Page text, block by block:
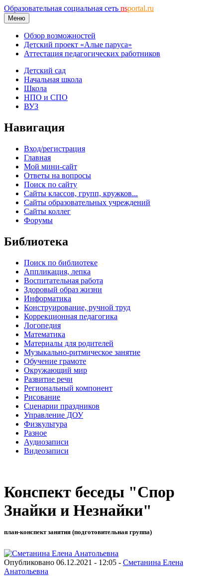
Образовательная социальная сеть nsportal.ru
Меню
Обзор возможностей
Детский проект «Алые паруса»
Аттестация педагогических работников
Детский сад
Начальная школа
Школа
НПО и СПО
ВУЗ
Навигация
Вход/регистрация
Главная
Мой мини-сайт
Ответы на вопросы
Поиск по сайту
Сайты классов, групп, кружков...
Сайты образовательных учреждений
Сайты коллег
Форумы
Библиотека
Поиск по библиотеке
Аппликация, лепка
Воспитательная работа
Здоровый образ жизни
Информатика
Конструирование, ручной труд
Коррекционная педагогика
Логопедия
Математика
Материалы для родителей
Музыкально-ритмическое занятие
Обучение грамоте
Окружающий мир
Развитие речи
Региональный компонент
Рисование
Сценарии праздников
Управление ДОУ
Физкультура
Разное
Аудиозаписи
Видеозаписи
Конспект беседы "Спор
Знайки и Незнайки"
план-конспект занятия (подготовительная группа)
Опубликовано 06.12.2021 - 12:05 - Сметанина Елена
Анатольевна